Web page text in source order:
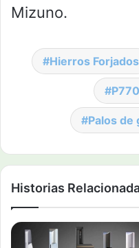
Mizuno.
Hierros Forjados
Palos de
Historias